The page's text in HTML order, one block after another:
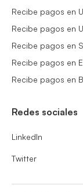
Recibe pagos en
Recibe pagos en
Recibe pagos en
Recibe pagos en
Recibe pagos en
Redes sociales
LinkedIn
Twitter